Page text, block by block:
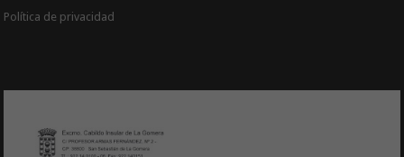
Política de privacidad